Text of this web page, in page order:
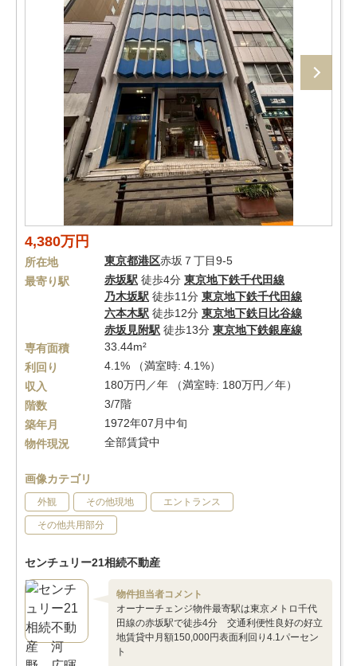
4,380万円
所在地 東京都港区赤坂７丁目9-5
最寄り駅
赤坂駅 徒歩4分 東京地下鉄千代田線
乃木坂駅 徒歩11分 東京地下鉄千代田線
六本木駅 徒歩12分 東京地下鉄日比谷線
赤坂見附駅 徒歩13分 東京地下鉄銀座線
専有面積
33.44m²
利回り
4.1% （満室時: 4.1%）
収入
180万円／年 （満室時: 180万円／年）
階数
3/7階
築年月
1972年07月中旬
物件現況
全部賃貸中
画像カテゴリ
外観 その他現地 エントランス
その他共用部分
センチュリー21相続不動産
物件担当者コメント
オーナーチェンジ物件最寄駅は東京メトロ千代
田線の赤坂駅で徒歩4分 交通利便性良好の好立
地賃貸中月額150,000円表面利回り4.1パーセン
ト